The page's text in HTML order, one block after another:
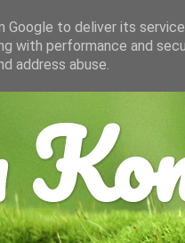
Google to deliver its
with performance and
address abuse.